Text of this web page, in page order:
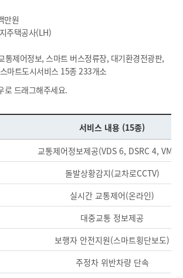
만원
주택공사(LH)
통제어정보, 스마트 버스정류장, 대기환경전광판,
마트도시서비스 15종 233개소
로 드래그해주세요.
서비스 내용 (15종)
교통제어정보제공(VDS 6, DSRC 4, VMS
돌발상황감지(교차로CCTV)
실시간 교통제어(온라인)
대중교통 정보제공
보행자 안전지원(스마트횡단보도)
주정차 위반차량 단속